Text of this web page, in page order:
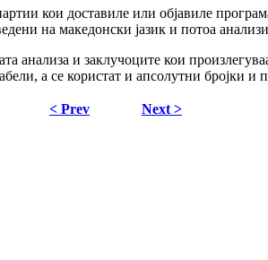
кои доставиле или објавиле
на македонски јазик и потоа
анализа и заклучоците кои
а се користат и апсолутни бројки и
< Prev Next >